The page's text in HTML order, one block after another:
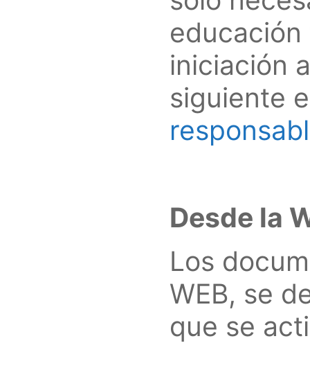
iniciación
siguiente
Desde la
Los
WEB, se
que se